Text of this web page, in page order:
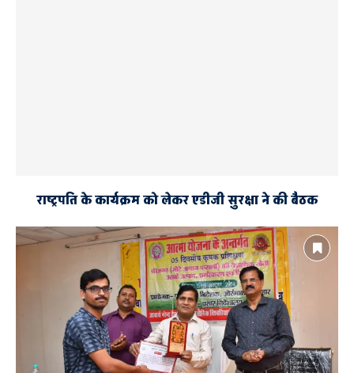
राष्ट्रपति के कार्यक्रम को लेकर एडीजी सुरक्षा ने की बैठक